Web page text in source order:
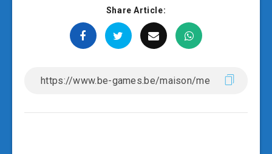
Share Article: